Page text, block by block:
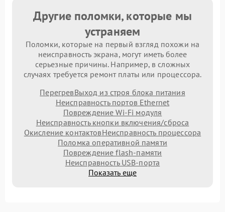
Другие поломки, которые мы
устраняем
Поломки, которые на первый взгляд похожи на
неисправность экрана, могут иметь более
серьезные причины. Например, в сложных
случаях требуется ремонт платы или процессора.
ПерегревВыход из строя блока питания
Неисправность портов Ethernet
Повреждение Wi-Fi модуля
Неисправность кнопки включения/сброса
Окисление контактовНеисправность процессора
Поломка оперативной памяти
Повреждение flash-памяти
Неисправность USB-порта
Показать еще